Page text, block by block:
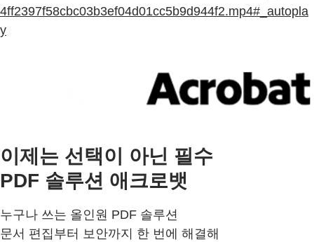
4ff2397f58cbc03b3ef04d01cc5b9d944f2.mp4#_autopla
y
이제는 선택이 아닌 필수
PDF 솔루션 애크로뱃
누구나 쓰는 올인원 PDF 솔루션
문서 편집부터 보안까지 한 번에 해결해